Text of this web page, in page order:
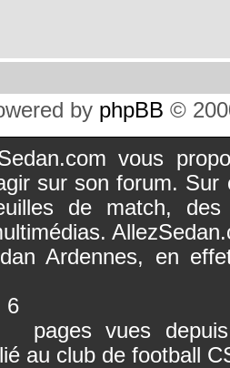
by phpBB ©
vous
sur son forum.
de match, des
Ardennes, en
pages vues
au club de football